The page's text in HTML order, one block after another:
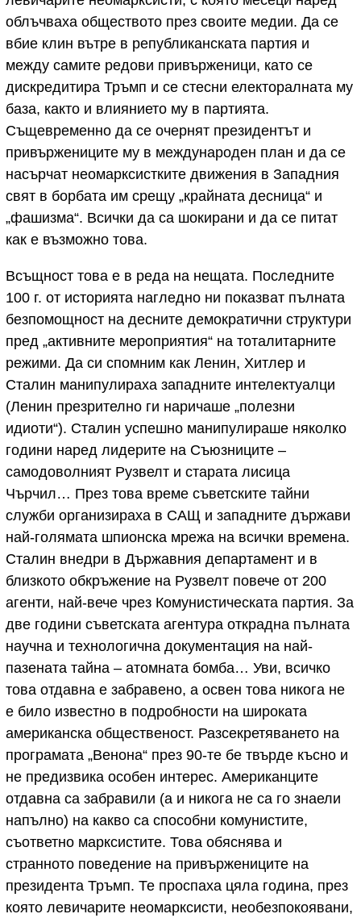
облъчваха обществото през своите медии. Да се
вбие клин вътре в републиканската партия и
между самите редови привърженици, като се
дискредитира Тръмп и се стесни електоралната му
база, както и влиянието му в партията.
Същевременно да се очернят президентът и
привържениците му в международен план и да се
насърчат неомарксистките движения в Западния
свят в борбата им срещу „крайната десница“ и
„фашизма“. Всички да са шокирани и да се питат
как е възможно това.
Всъщност това е в реда на нещата. Последните
100 г. от историята нагледно ни показват пълната
безпомощност на десните демократични структури
пред „активните мероприятия“ на тоталитарните
режими. Да си спомним как Ленин, Хитлер и
Сталин манипулираха западните интелектуалци
(Ленин презрително ги наричаше „полезни
идиоти“). Сталин успешно манипулираше няколко
години наред лидерите на Съюзниците –
самодоволният Рузвелт и старата лисица
Чърчил… През това време съветските тайни
служби организираха в САЩ и западните държави
най-голямата шпионска мрежа на всички времена.
Сталин внедри в Държавния департамент и в
близкото обкръжение на Рузвелт повече от 200
агенти, най-вече чрез Комунистическата партия. За
две години съветската агентура открадна пълната
научна и технологична документация на най-
пазената тайна – атомната бомба… Уви, всичко
това отдавна е забравено, а освен това никога не
е било известно в подробности на широката
американска общественост. Разсекретяването на
програмата „Венона“ през 90-те бе твърде късно и
не предизвика особен интерес. Американците
отдавна са забравили (а и никога не са го знаели
напълно) на какво са способни комунистите,
съответно марксистите. Това обяснява и
странното поведение на привържениците на
президента Тръмп. Те проспаха цяла година, през
която левичарите неомарксисти, необезпокоявани,